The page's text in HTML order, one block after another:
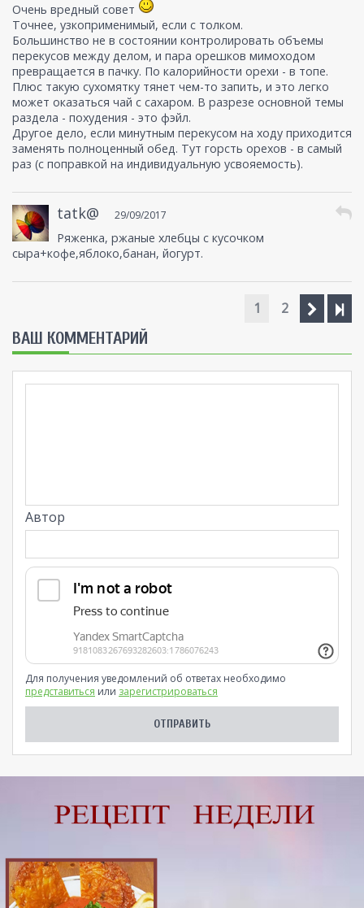
Очень вредный совет
Точнее, узкоприменимый, если с толком.
Большинство не в состоянии контролировать объемы
перекусов между делом, и пара орешков мимоходом
превращается в пачку. По калорийности орехи - в топе.
Плюс такую сухомятку тянет чем-то запить, и это легко
может оказаться чай с сахаром. В разрезе основной темы
раздела - похудения - это фэйл.
Другое дело, если минутным перекусом на ходу приходится
заменять полноценный обед. Тут горсть орехов - в самый
раз (с поправкой на индивидуальную усвояемость).
tatk@ 29/09/2017
Ряженка, ржаные хлебцы с кусочком
сыра+кофе,яблоко,банан, йогурт.
1 2
ВАШ КОММЕНТАРИЙ
Автор
Для получения уведомлений об ответах необходимо
представиться или зарегистрироваться